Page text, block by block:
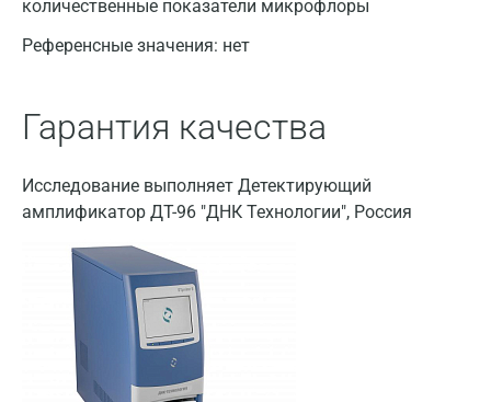
количественные показатели микрофлоры
Референсные значения: нет
Гарантия качества
Исследование выполняет Детектирующий
амплификатор ДТ-96 "ДНК Технологии", Россия